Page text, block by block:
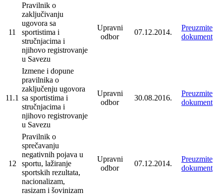
11
Pravilnik o
zaključivanju
ugovora sa
sportistima i
stručnjacima i
njihovo registrovanje
u Savezu
Upravni
odbor
07.12.2014.
Preuzmite
dokument
11.1
Izmene i dopune
pravilnika o
zaključenju ugovora
sa sportistima i
stručnjacima i
njihovo registrovanje
u Savezu
Upravni
odbor
30.08.2016.
Preuzmite
dokument
12
Pravilnik o
sprečavanju
negativnih pojava u
sportu, lažiranje
sportskih rezultata,
nacionalizam,
rasizam i šovinizam
Upravni
odbor
07.12.2014.
Preuzmite
dokument